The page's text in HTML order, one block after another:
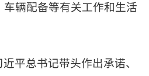
辆配备等有关工作和生活
平总书记带头作出承诺、